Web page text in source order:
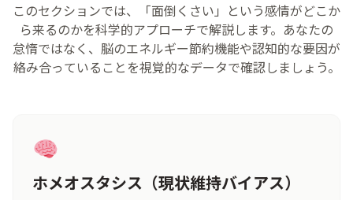
このセクションでは、「面倒 くさい」という感情がどこか
ら来るのかを科学的アプローチで解説します。あなたの
怠惰ではなく、 脳のエネルギー節約機能や認知的な要因が
絡み合っていることを視覚的なデータで確認しましょう。
ホメオスタシス（現状維持バイアス）